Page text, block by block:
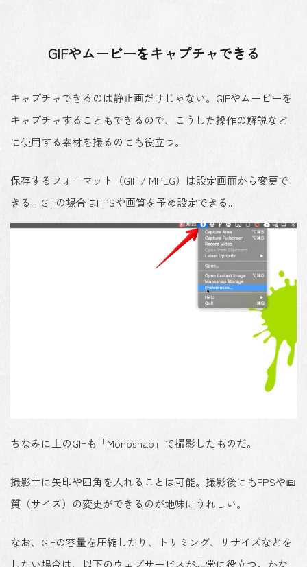
GIFやムービーをキャプチャできる
キャプチャできるのは静止画だけじゃない。GIFやムービーを
キャプチャすることもできるので、こうした操作の解説など
に使用する素材を撮るのにも役立つ。
保存するフォーマット（GIF / MPEG）は設定画面から変更で
きる。GIFの場合はFPSや画質を予め設定できる。
ちなみに上のGIFも「Monosnap」で撮影したものだ。
撮影中に矢印や四角を入れることは可能。撮影後にもFPSや画
質（サイズ）の変更ができるのが地味にうれしい。
なお、GIFの容量を圧縮したり、トリミング、リサイズなどを